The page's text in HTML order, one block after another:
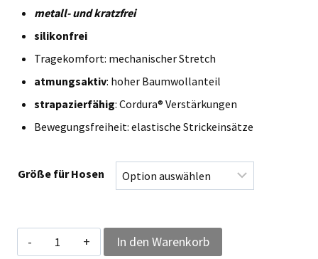
metall- und kratzfrei
silikonfrei
Tragekomfort: mechanischer Stretch
atmungsaktiv: hoher Baumwollanteil
strapazierfähig: Cordura® Verstärkungen
Bewegungsfreiheit: elastische Strickeinsätze
Größe für Hosen
Qualitex
In den Warenkorb